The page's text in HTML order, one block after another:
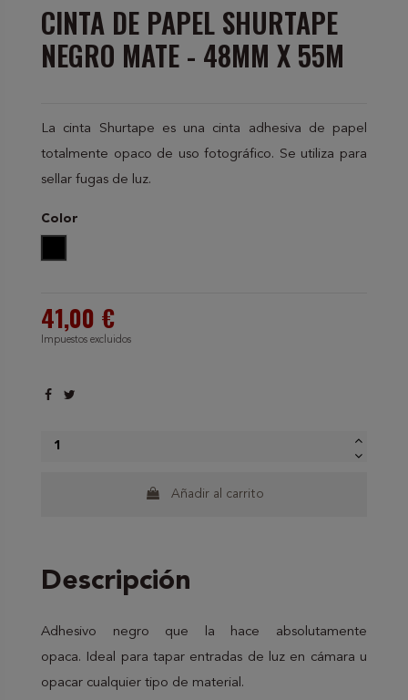
CINTA DE PAPEL SHURTAPE
NEGRO MATE - 48MM X 55M
La cinta Shurtape es una cinta adhesiva de papel
totalmente opaco de uso fotográfico. Se utiliza para
sellar fugas de luz.
Color
41,00 €
Impuestos excluidos
Añadir al carrito
Descripción
Adhesivo negro que la hace absolutamente
opaca. Ideal para tapar entradas de luz en cámara u
opacar cualquier tipo de material.